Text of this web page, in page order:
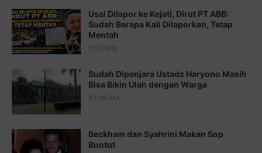
Juz 17 ⇨http://j.mp/2brHsFz
Juz 18 ⇨http://j.mp/2b8SCfc
Juz 19 ⇨ http://j.mp/2bFSq95
Juz 20 ⇨http://j.mp/2brI1zc
Juz 21 ⇨http://j.mp/2b8VcBO
Juz 22 ⇨http://j.mp/2bFRxNP
Usai Dilapor ke Kejati, Dirut PT ABB:
Sudah Berapa Kali Dilaporkan, Tetap
Mentah
11:59 PM
Sudah Dipenjara Ustadz Haryono Masih
Bisa Bikin Ulah dengan Warga
10:38 AM
Beckham dan Syahrini Makan Sop
Buntut